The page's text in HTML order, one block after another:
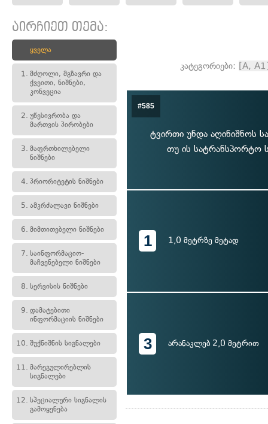
აირჩიეთ თემა:
ყველა
1. მძღოლი, მგზავრი და
ქვეითი, ნიშნები,
კონვეცია
2. უწესივრობა და
მართვის პირობები
3. მაფრთხილებელი
ნიშნები
4. პრიორიტეტის ნიშნები
5. ამკრძალავი ნიშნები
6. მიმთითებელი ნიშნები
7. საინფორმაციო-
მაჩვენებელი ნიშნები
8. სერვისის ნიშნები
9. დამატებითი
ინფორმაციის ნიშნები
10. შუქნიშნის სიგნალები
11. მარეგულირებლის
სიგნალები
12. სპეციალური სიგნალის
გამოყენება
კატეგორიები: [A,
#585
ტვირთი უნდა აღინიშნოს
თუ ის სატრანსპორტო
1 1,0 მეტრზე მეტად
3 არანაკლებ 2,0 მეტრით